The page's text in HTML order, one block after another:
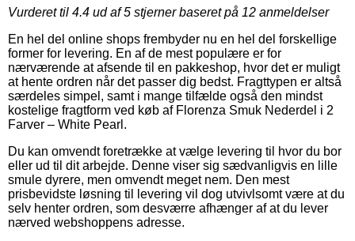
Vurderet til 4.4 ud af 5 stjerner baseret på 12 anmeldelser
En hel del online shops frembyder nu en hel del forskellige
former for levering. En af de mest populære er for
nærværende at afsende til en pakkeshop, hvor det er muligt
at hente ordren når det passer dig bedst. Fragttypen er altså
særdeles simpel, samt i mange tilfælde også den mindst
kostelige fragtform ved køb af Florenza Smuk Nederdel i 2
Farver – White Pearl.
Du kan omvendt foretrække at vælge levering til hvor du bor
eller ud til dit arbejde. Denne viser sig sædvanligvis en lille
smule dyrere, men omvendt meget nem. Den mest
prisbevidste løsning til levering vil dog utvivlsomt være at du
selv henter ordren, som desværre afhænger af at du lever
nærved webshoppens adresse.